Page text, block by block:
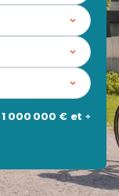
1 000 000 € et +